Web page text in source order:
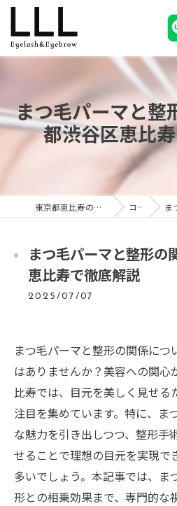
まつ毛パーマと整
都渋谷区恵比
東京都恵比寿のマツエクならLLL コラム まつ
まつ毛パーマと整形の
恵比寿で徹底解説
2025/07/07
まつ毛パーマと整形の関係につ
はありませんか？美容への関心
比寿では、目元を美しく見せる
注目を集めています。特に、ま
な魅力を引き出しつつ、整形手
せることで理想の目元を実現で
多いでしょう。本記事では、ま
形との相乗効果まで、専門的な